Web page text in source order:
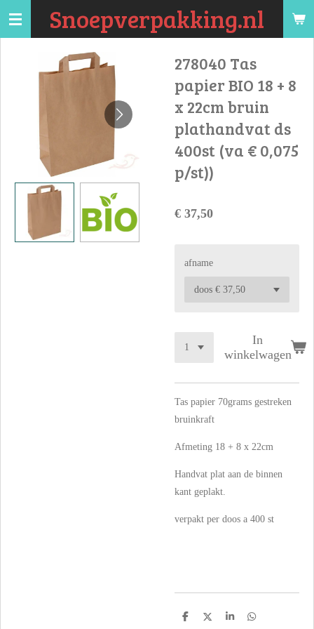
Ga
Snoepverpakking.nl
278040 Tas
papier BIO 18 + 8
x 22cm bruin
plathandvat ds
400st (va € 0,075
p/st))
€ 37,50
afname
In
winkelwagen
Tas papier 70grams gestreken
bruinkraft
Afmeting 18 + 8 x 22cm
Handvat plat aan de binnen
kant geplakt.
verpakt per doos a 400 st
D
D
S
D